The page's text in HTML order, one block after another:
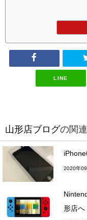
LINE
山形店ブログの関
2020年09
形店へ